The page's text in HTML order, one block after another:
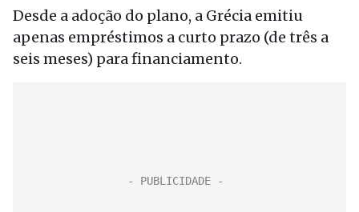
Desde a adoção do plano, a Grécia emitiu
apenas empréstimos a curto prazo (de três a
seis meses) para financiamento.